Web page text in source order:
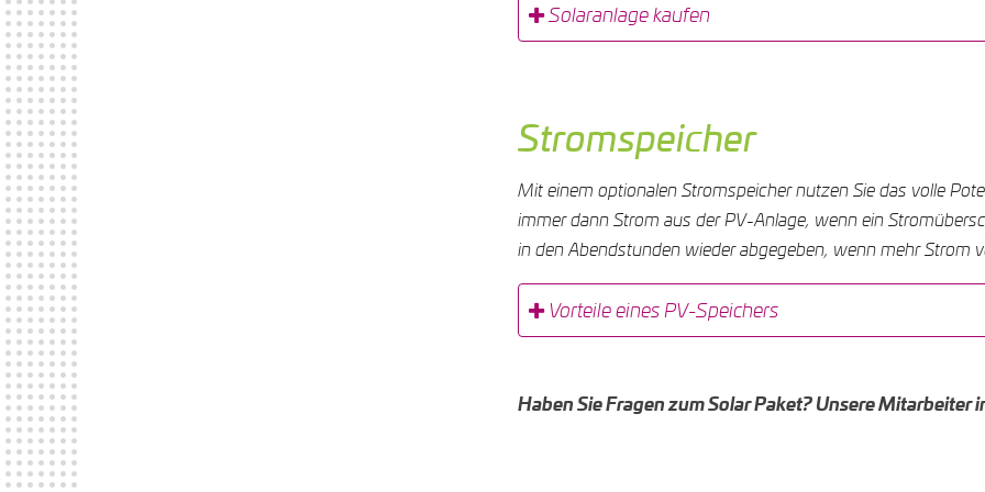
Solaranlage kaufen
Stromspeicher
Mit einem optionalen Stromspeicher nutzen Sie das volle
immer dann Strom aus der PV-Anlage, wenn ein
in den Abendstunden wieder abgegeben, wenn mehr Strom
Vorteile eines PV-Speichers
Haben Sie Fragen zum Solar Paket? Unsere Mitarbeiter